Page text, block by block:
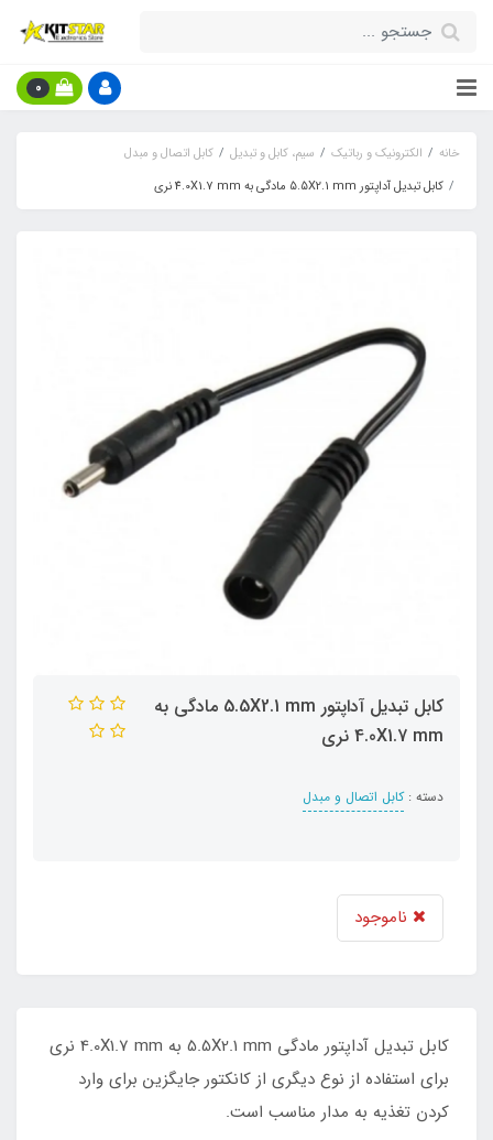
0
خانه الکترونیک و رباتیک سیم، کابل و تبدیل
کابل اتصال و مبدل
کابل تبدیل آداپتور 5.5X2.1 mm مادگی به 4.0X1.7 mm نری
کابل تبدیل آداپتور 5.5X2.1 mm مادگی به
4.0X1.7 mm نری
دسته :کابل اتصال و مبدل
ناموجود
کابل تبدیل آداپتور مادگی 5.5X2.1 mm به 4.0X1.7 mm نری
برای استفاده از نوع دیگری از کانکتور جایگزین برای وارد
کردن تغذیه به مدار مناسب است.